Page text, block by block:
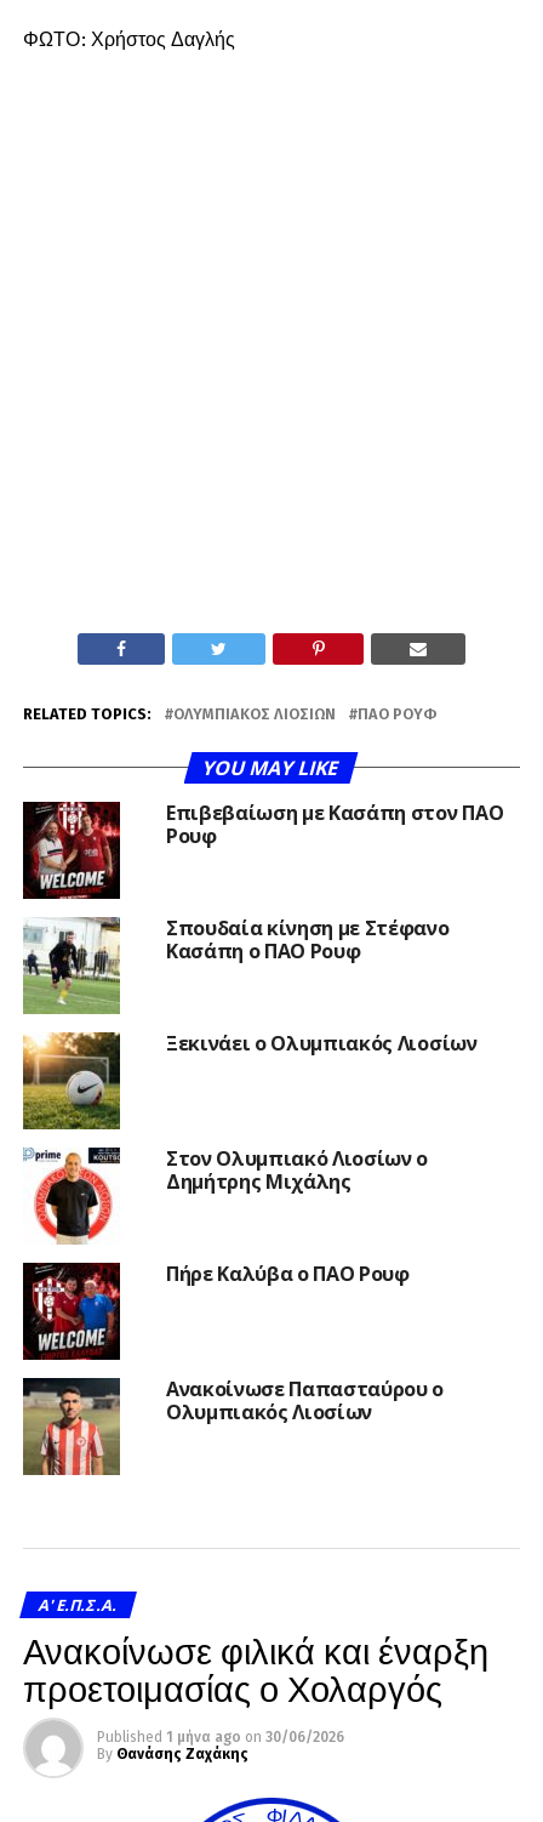
ΦΩΤΟ: Χρήστος Δαγλής
RELATED TOPICS: ΟΛΥΜΠΙΑΚΌΣ ΛΙΟΣΊΩΝ ΠΑΟ ΡΟΥΦ
YOU MAY LIKE
Επιβεβαίωση με Κασάπη στον ΠΑΟ
Ρουφ
Σπουδαία κίνηση με Στέφανο
Κασάπη ο ΠΑΟ Ρουφ
Ξεκινάει ο Ολυμπιακός Λιοσίων
Στον Ολυμπιακό Λιοσίων ο
Δημήτρης Μιχάλης
Πήρε Καλύβα ο ΠΑΟ Ρουφ
Ανακοίνωσε Παπασταύρου ο
Ολυμπιακός Λιοσίων
A' Ε.Π.Σ.Α.
Ανακοίνωσε φιλικά και έναρξη
προετοιμασίας ο Χολαργός
Published 1 μήνα ago on 30/06/2026
By Θανάσης Ζαχάκης